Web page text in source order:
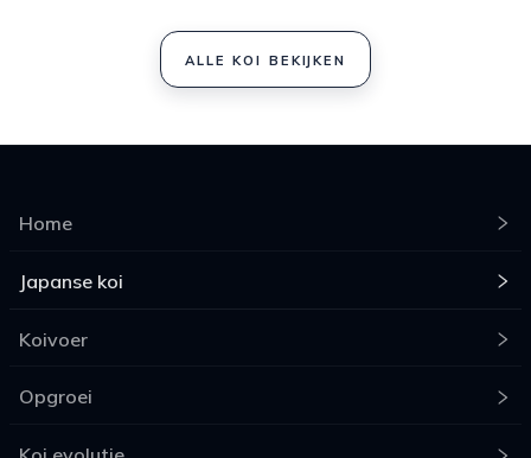
ALLE KOI BEKIJKEN
Home
Japanse koi
Koivoer
Opgroei